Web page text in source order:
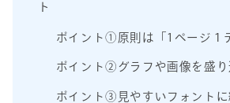
ト
ポイント①原則は「1ページ１
ポイント②グラフや画像を盛り
ポイント③見やすいフォントに